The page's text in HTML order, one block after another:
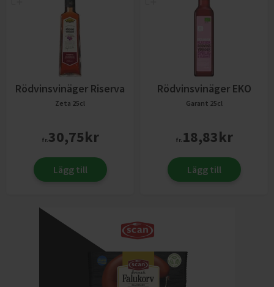
Rödvinsvinäger Riserva
Zeta 25cl
fr.30,75kr
Lägg till
Rödvinsvinäger EKO
Garant 25cl
fr. 18,83kr
Lägg till